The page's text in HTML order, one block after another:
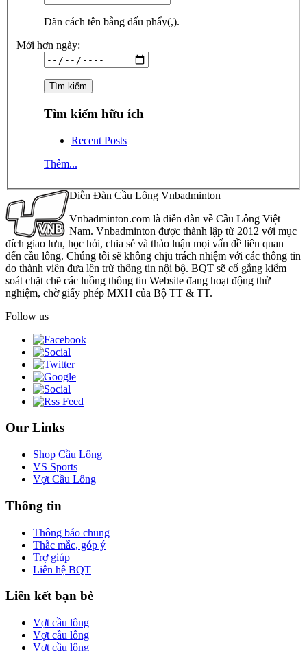
Dãn cách tên bằng dấu phẩy(,).
Mới hơn ngày:
Tìm kiếm hữu ích
Recent Posts
Thêm...
Diễn Đàn Cầu Lông Vnbadminton
Vnbadminton.com là diễn đàn về Cầu Lông Việt
Nam. Vnbadminton được thành lập từ 2012 với mục
đích giao lưu, học hỏi, chia sẻ và thảo luận mọi vấn đề liên quan
đến cầu lông. Chúng tôi sẽ không chịu trách nhiệm với các thông tin
do thành viên đưa lên trừ thông tin nội bộ. BQT sẽ cố gắng kiểm
soát chặt chẽ các luồng thông tin Website đang hoạt động thử
nghiệm, chờ giấy phép MXH của Bộ TT & TT.
Follow us
Our Links
Shop Cầu Lông
VS Sports
Vợt Cầu Lông
Thông tin
Thông báo chung
Thắc mắc, góp ý
Trợ giúp
Liên hệ BQT
Liên kết bạn bè
Vợt cầu lông
Vợt cầu lông
Vợt cầu lông